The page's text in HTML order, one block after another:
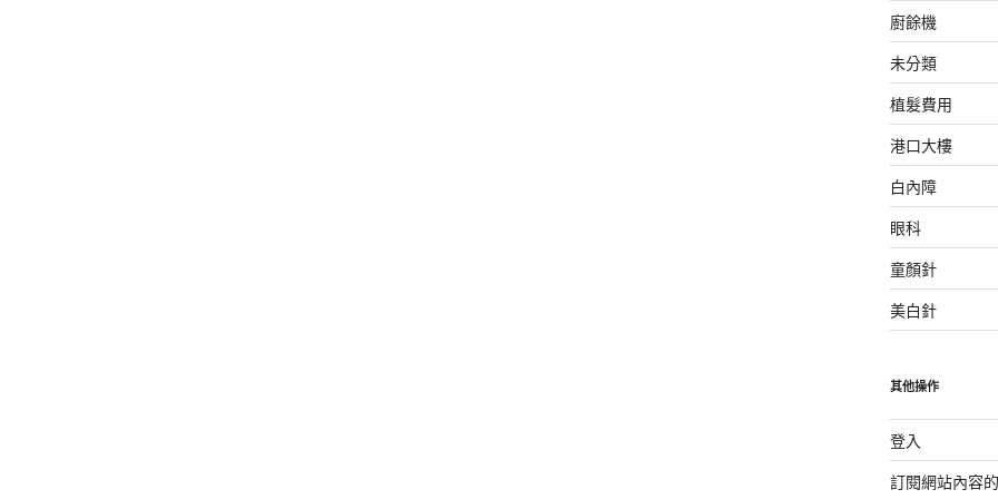
廚餘機
未分類
植髮費用
港口大樓
白內障
眼科
童顏針
美白針
其他操作
登入
訂閱網站內容